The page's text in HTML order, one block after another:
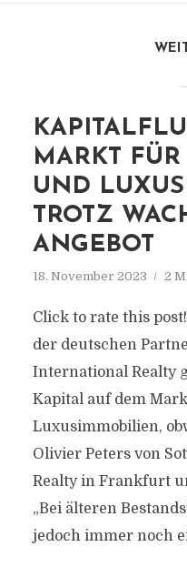
MARKT
UND
TROTZ
ANGEBOT
18. November 2023 2
Click to rate this
der deutschen
International Realty
Kapital auf dem
Luxusimmobilien,
Olivier Peters von
Realty in Frankfurt
„Bei älteren
jedoch immer noch